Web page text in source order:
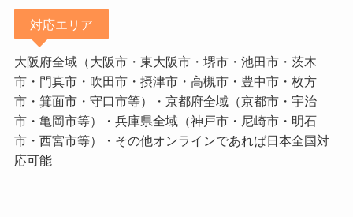
対応エリア
大阪府全域（大阪市・東大阪市・堺市・池田市・茨木
市・門真市・吹田市・摂津市・高槻市・豊中市・枚方
市・箕面市・守口市等）・京都府全域（京都市・宇治
市・亀岡市等）・兵庫県全域（神戸市・尼崎市・明石
市・西宮市等）・その他オンラインであれば日本全国対
応可能